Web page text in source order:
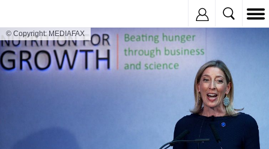
© Copyright: MEDIAFAX